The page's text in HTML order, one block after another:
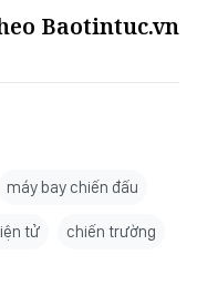
Baotintuc.vn
máy bay chiến đấu
tử chiến trường